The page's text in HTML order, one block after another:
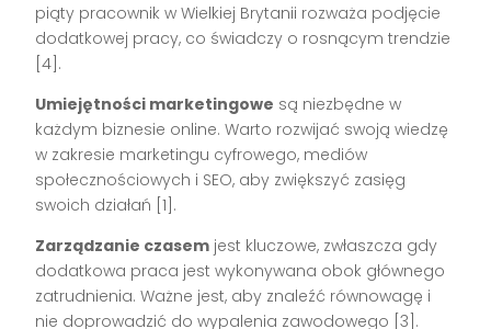
piąty pracownik w Wielkiej Brytanii rozważa podjęcie
dodatkowej pracy, co świadczy o rosnącym trendzie
[4].
Umiejętności marketingowe są niezbędne w
każdym biznesie online. Warto rozwijać swoją wiedzę
w zakresie marketingu cyfrowego, mediów
społecznościowych i SEO, aby zwiększyć zasięg
swoich działań [1].
Zarządzanie czasem jest kluczowe, zwłaszcza gdy
dodatkowa praca jest wykonywana obok głównego
zatrudnienia. Ważne jest, aby znaleźć równowagę i
nie doprowadzić do wypalenia zawodowego [3].